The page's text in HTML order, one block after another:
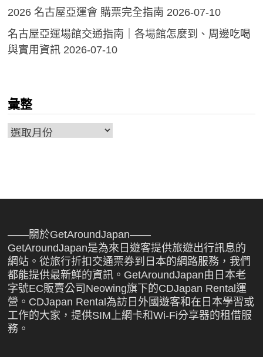
2026 名古屋亞運會 購票完全指南 2026-07-10
名古屋亞運場館交通指南｜各場館怎麼到、周邊吃喝
與實用資訊 2026-07-10
彙整
彙
——關於GetAroundJapan——
GetAroundJapan是為來日遊客提供旅遊出行訊息的
網站。從旅行折扣交通票券到日本的網路服務，我們
都能提供最新鮮的資訊。GetAroundJapan由日本老
字號EC販賣公司Neowing旗下的CDJapan Rental運
營。CDJapan Rental為訪日外國遊客和在日本學習或
工作的大家，提供SIM上網卡和Wi-Fi分享器的租借服
務。